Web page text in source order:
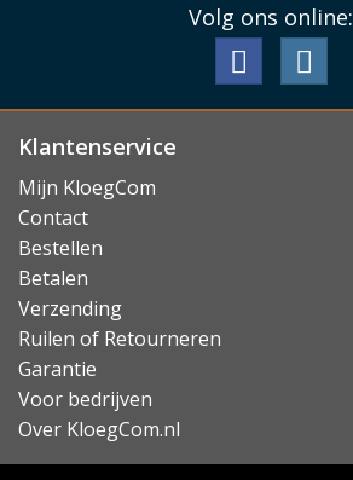
Volg ons online:
Klantenservice
Mijn KloegCom
Contact
Bestellen
Betalen
Verzending
Ruilen of Retourneren
Garantie
Voor bedrijven
Over KloegCom.nl